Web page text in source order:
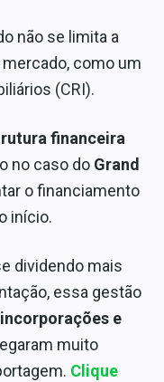
não se limita a
como um
(CRI).
financeira
no caso do Grand
o financiamento
início.
dividendo mais
essa gestão
e
muito
Clique